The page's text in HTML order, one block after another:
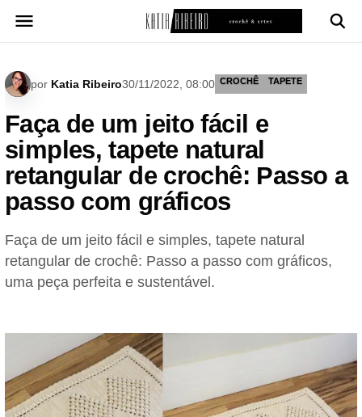
para
por Katia Ribeiro30/11/2022, 08:00 CROCHÊ TAPETE
Faça de um jeito fácil e
simples, tapete natural
retangular de crochê: Passo a
passo com gráficos
Faça de um jeito fácil e simples, tapete natural
retangular de crochê: Passo a passo com gráficos,
uma peça perfeita e sustentável.